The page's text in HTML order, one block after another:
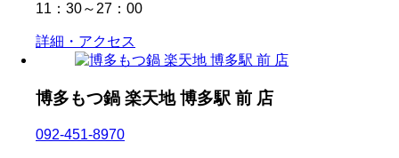
11：30～27：00
詳細・アクセス
博多もつ鍋 楽天地 博多駅 前 店
092-451-8970